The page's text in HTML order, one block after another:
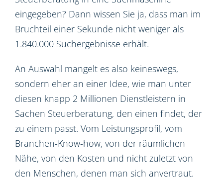
eingegeben? Dann wissen Sie ja, dass man im
Bruchteil einer Sekunde nicht weniger als
1.840.000 Suchergebnisse erhält.
An Auswahl mangelt es also keineswegs,
sondern eher an einer Idee, wie man unter
diesen knapp 2 Millionen Dienstleistern in
Sachen Steuerberatung, den einen findet, der
zu einem passt. Vom Leistungsprofil, vom
Branchen-Know-how, von der räumlichen
Nähe, von den Kosten und nicht zuletzt von
den Menschen, denen man sich anvertraut.